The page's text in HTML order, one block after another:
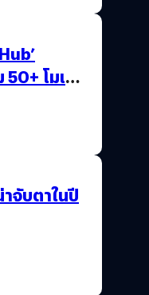
โมเดล
จับตาในปี